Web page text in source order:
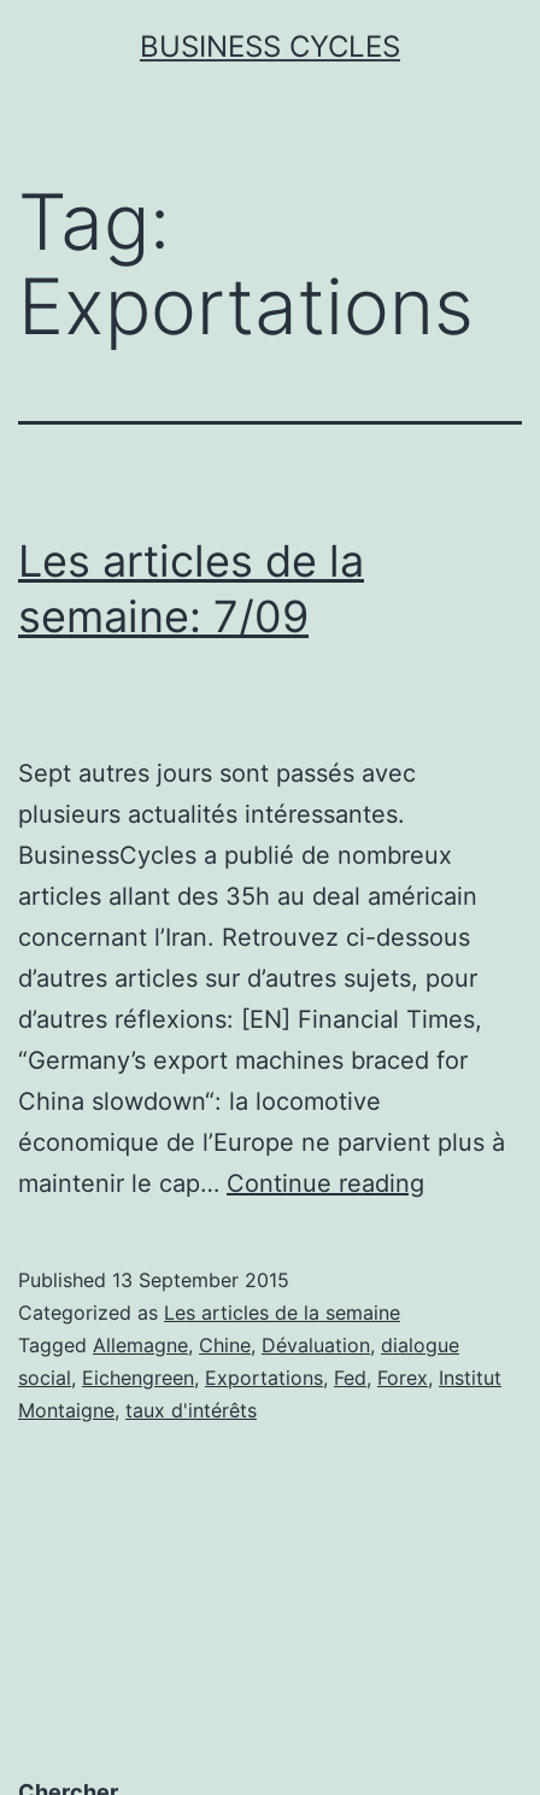
BUSINESS CYCLES
Tag:
Exportations
Les articles de la
semaine: 7/09
Sept autres jours sont passés avec
plusieurs actualités intéressantes.
BusinessCycles a publié de nombreux
articles allant des 35h au deal américain
concernant l’Iran. Retrouvez ci-dessous
d’autres articles sur d’autres sujets, pour
d’autres réflexions: [EN] Financial Times,
“Germany’s export machines braced for
China slowdown“: la locomotive
économique de l’Europe ne parvient plus à
maintenir le cap… Continue reading
semaine:
7/09
Published 13 September 2015
Categorized as Les articles de la semaine
Tagged Allemagne, Chine, Dévaluation, dialogue
social, Eichengreen, Exportations, Fed, Forex, Institut
Montaigne, taux d'intérêts